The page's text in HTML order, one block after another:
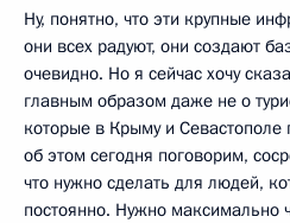
Ну, понятно, что эти крупные
они всех радуют, они создают
очевидно. Но я сейчас хочу
главным образом даже не о
которые в Крыму и
об этом сегодня поговорим,
что нужно сделать для людей,
постоянно. Нужно максимально